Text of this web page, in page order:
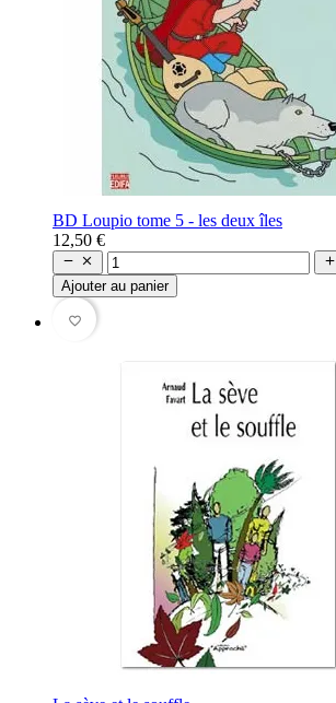
BD Loupio tome 5 - les deux îles
12,50 €
  
Ajouter au panier
favorite_border